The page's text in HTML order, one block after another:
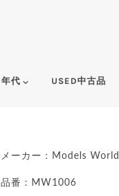
年代 USED中古品
メーカー：Models World
品番：MW1006